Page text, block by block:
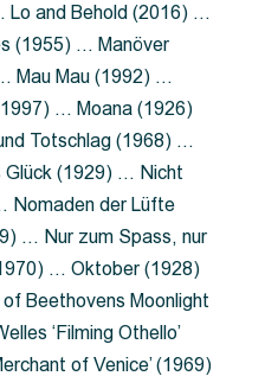
and Behold (2016) …
(1955) … Manöver
Mau Mau (1992) …
… Moana (1926)
Totschlag (1968) …
Glück (1929) … Nicht
Nomaden der Lüfte
… Nur zum Spass, nur
… Oktober (1928)
Beethovens Moonlight
‘Filming Othello’
of Venice’ (1969)